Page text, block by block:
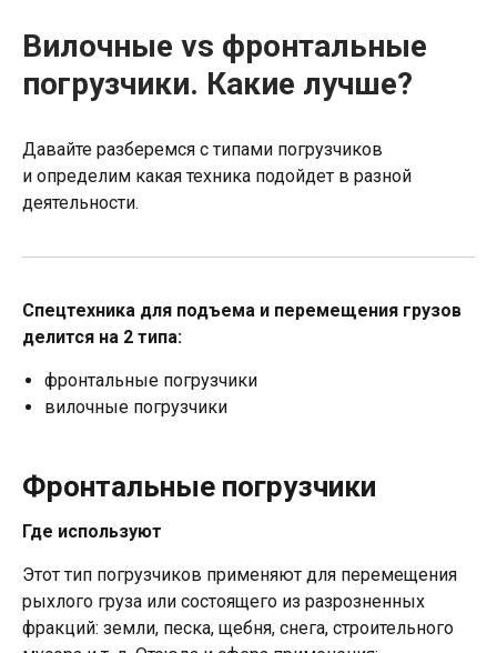
Вилочные vs фронтальные
погрузчики. Какие лучше?
Давайте разберемся с типами погрузчиков
и определим какая техника подойдет в разной
деятельности.
Спецтехника для подъема и перемещения грузов
делится на 2 типа:
фронтальные погрузчики
вилочные погрузчики
Фронтальные погрузчики
Где используют
Этот тип погрузчиков применяют для перемещения
рыхлого груза или состоящего из разрозненных
фракций: земли, песка, щебня, снега, строительного